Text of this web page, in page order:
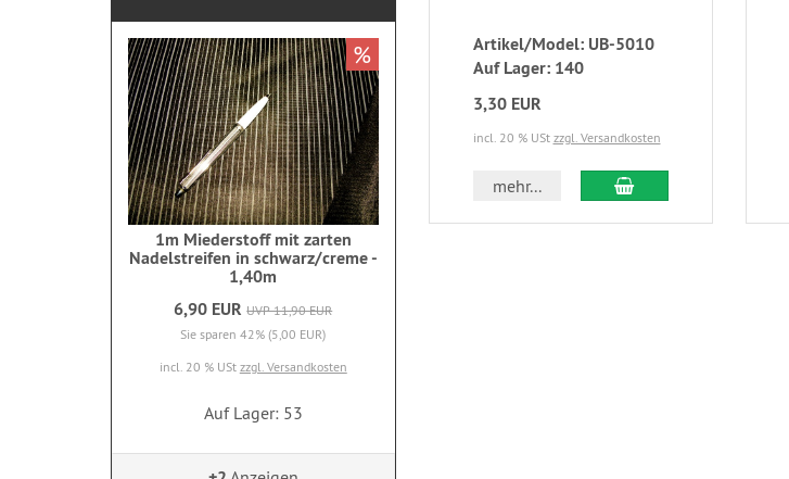
Artikel/Model: UB-5010
Auf Lager: 140
3,30 EUR
incl. 20 % USt zzgl. Versandkosten
mehr...
1m Miederstoff mit zarten
Nadelstreifen in schwarz/creme -
1,40m
6,90 EUR UVP 11,90 EUR
Sie sparen 42% (5,00 EUR)
incl. 20 % USt zzgl. Versandkosten
Auf Lager: 53
%